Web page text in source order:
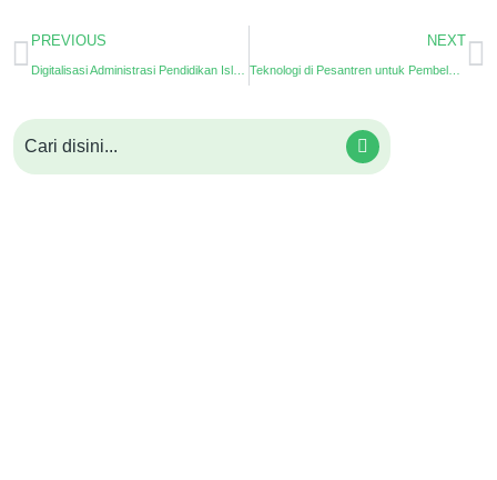
PREVIOUS NEXT
Teknologi di Pesantren untuk Pembelajaran